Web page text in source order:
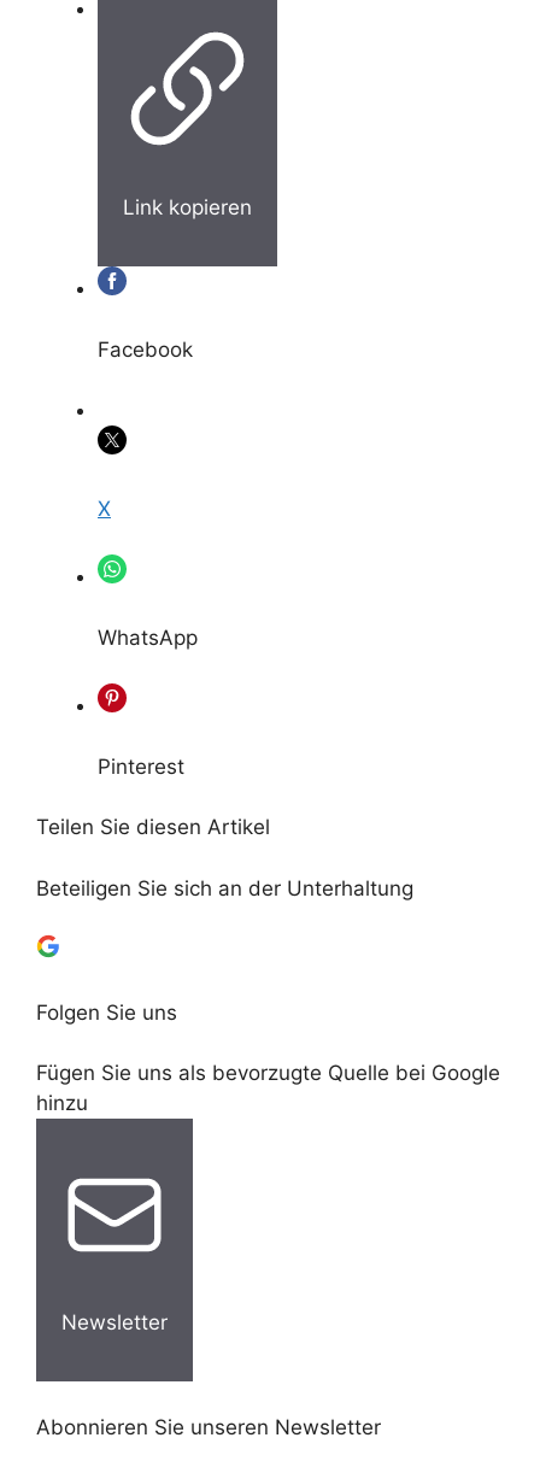
Link kopieren
Facebook
X
WhatsApp
Pinterest
Teilen Sie diesen Artikel
Beteiligen Sie sich an der Unterhaltung
Folgen Sie uns
Fügen Sie uns als bevorzugte Quelle bei Google
hinzu
Newsletter
Abonnieren Sie unseren Newsletter